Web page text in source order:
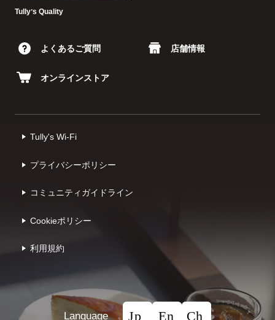
Tullyʼs Quality
よくあるご質問 店舗情報
オンラインストア
Tully's Wi-Fi
プライバシーポリシー
コミュニティガイドライン
Cookieポリシー
利⽤規約
Language